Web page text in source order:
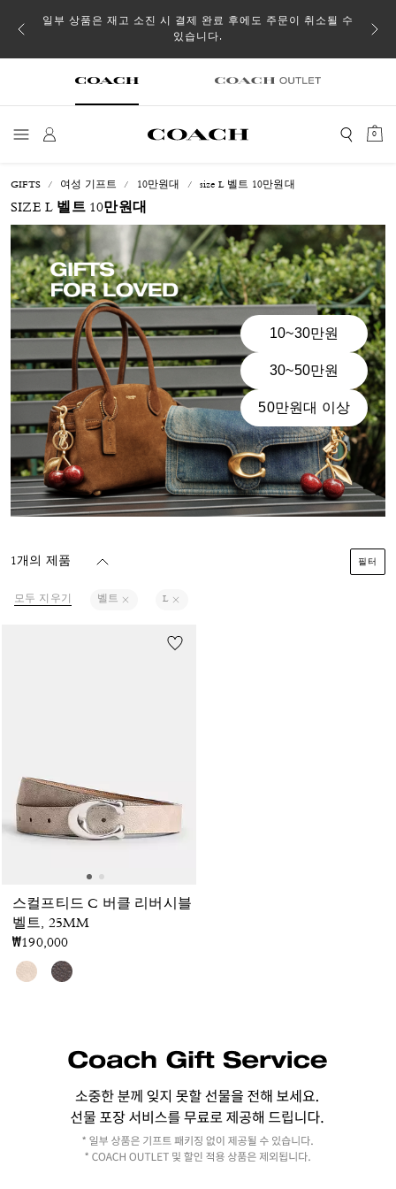
일부 상품은 재고 소진 시 결제 완료 후에도 주문이 취소될 수
있습니다.
0
GIFTS 여성 기프트 10만원대 size L 벨트 10만원대
SIZE L 벨트 10만원대
10~30만원
30~50만원
50만원대 이상
1개의 제품 필터
모두 지우기 벨트 L
스컬프티드 C 버클 리버시블
벨트, 25MM
₩190,000